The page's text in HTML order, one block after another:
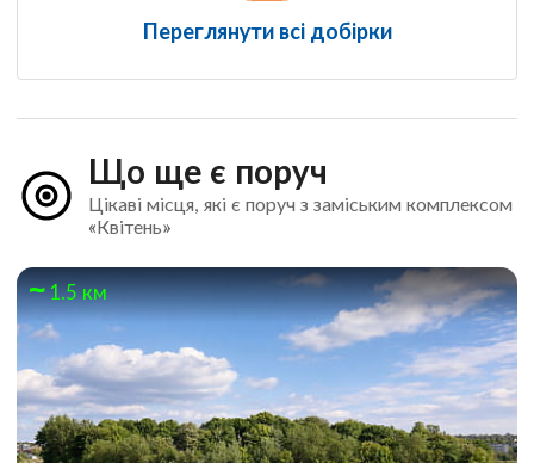
Переглянути всі добірки
Що ще є поруч
Цікаві місця, які є поруч з заміським комплексом
«Квітень»
1.5 км